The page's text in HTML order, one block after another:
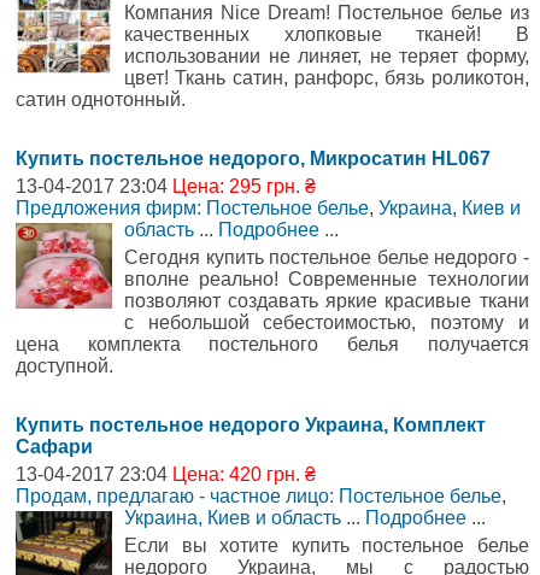
Компания Nice Dream! Постельное белье из
качественных хлопковые тканей! В
использовании не линяет, не теряет форму,
цвет! Ткань сатин, ранфорс, бязь роликотон,
сатин однотонный.
Купить постельное недорого, Микросатин HL067
13-04-2017 23:04 Цена: 295 грн. ₴
Предложения фирм: Постельное белье, Украина, Киев и
область ... Подробнее ...
Сегодня купить постельное белье недорого -
вполне реально! Современные технологии
позволяют создавать яркие красивые ткани
с небольшой себестоимостью, поэтому и
цена комплекта постельного белья получается
доступной.
Купить постельное недорого Украина, Комплект
Сафари
13-04-2017 23:04 Цена: 420 грн. ₴
Продам, предлагаю - частное лицо: Постельное белье,
Украина, Киев и область ... Подробнее ...
Если вы хотите купить постельное белье
недорого Украина, мы с радостью